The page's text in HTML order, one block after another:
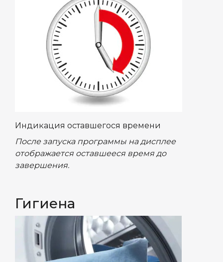
Индикация оставшегося времени
После запуска программы на дисплее
отображается оставшееся время до
завершения.
Гигиена